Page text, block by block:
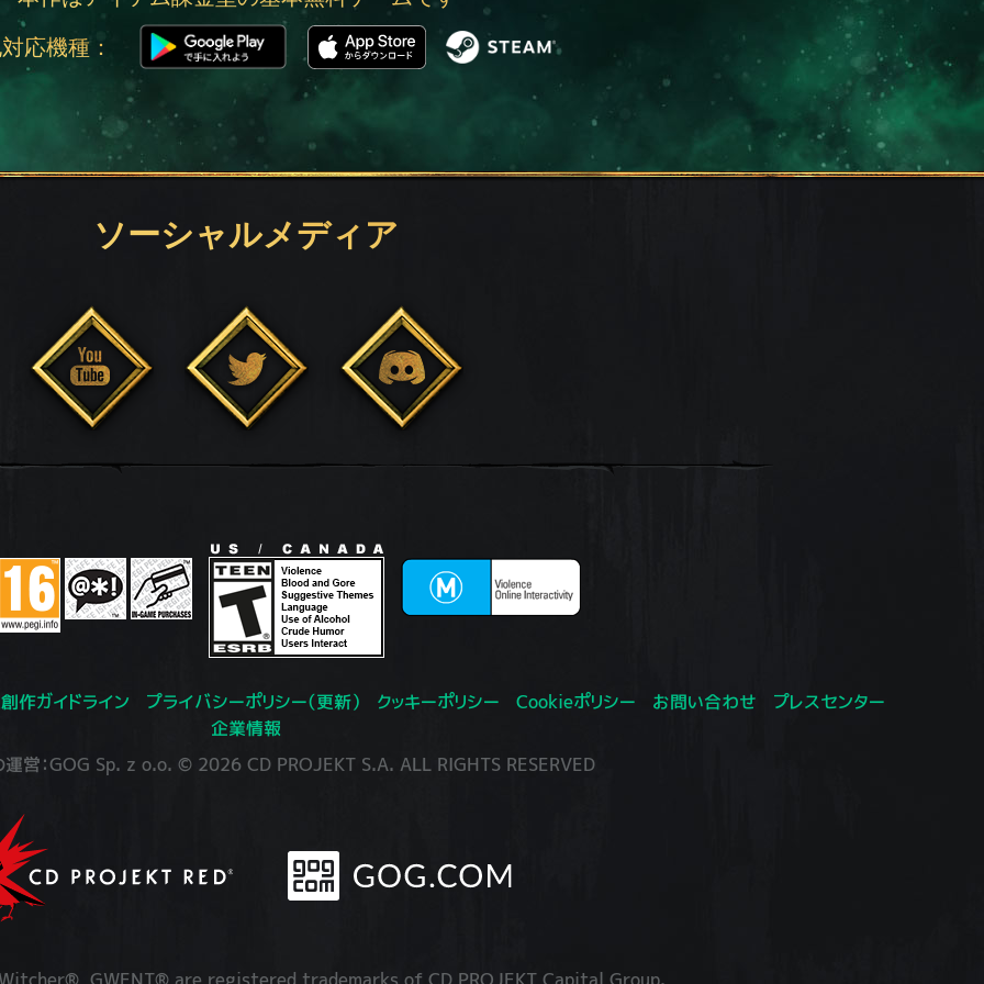
応機種：
ソーシャルメディア
作ガイドライン プライバシーポリシー（更新） クッキーポリシー Cookieポリシー お問い合わせ
プレスセンター
企業情報
運営：GOG Sp. z o.o. © 2026 CD PROJEKT S.A. ALL RIGHTS RESERVED